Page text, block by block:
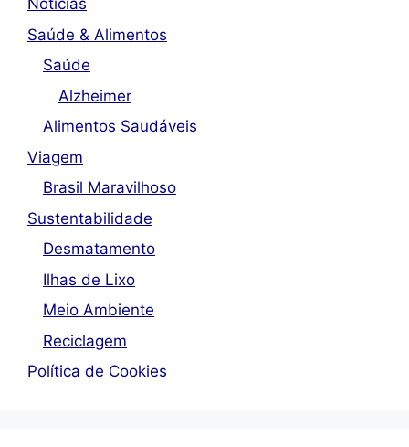
Noticias
Saúde & Alimentos
Saúde
Alzheimer
Alimentos Saudáveis
Viagem
Brasil Maravilhoso
Sustentabilidade
Desmatamento
Ilhas de Lixo
Meio Ambiente
Reciclagem
Política de Cookies